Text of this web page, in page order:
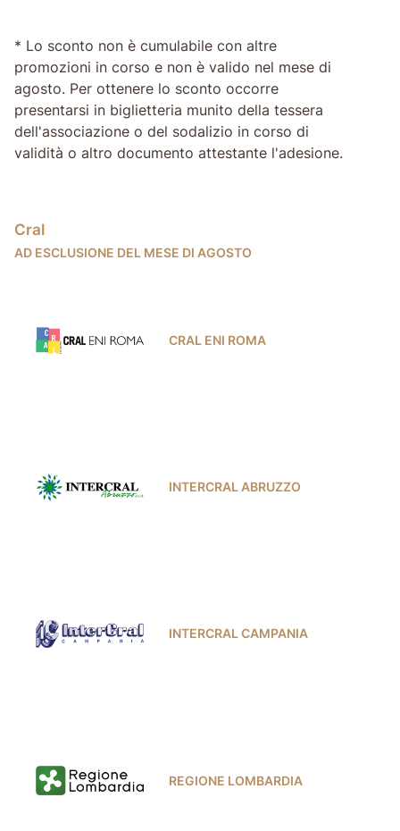
* Lo sconto non è cumulabile con altre
promozioni in corso e non è valido nel mese di
agosto. Per ottenere lo sconto occorre
presentarsi in biglietteria munito della tessera
dell'associazione o del sodalizio in corso di
validità o altro documento attestante l'adesione.
Cral
AD ESCLUSIONE DEL MESE DI AGOSTO
CRAL ENI ROMA
INTERCRAL ABRUZZO
INTERCRAL CAMPANIA
REGIONE LOMBARDIA